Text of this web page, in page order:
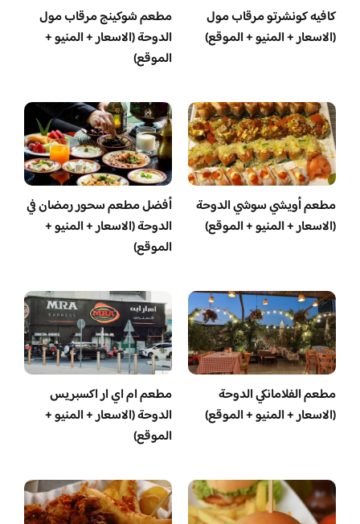
كافيه كونشرتو مرقاب مول
(الاسعار + المنيو + الموقع)
مطعم شوكينج مرقاب مول
الدوحة (الاسعار + المنيو +
الموقع)
مطعم أويشي سوشي الدوحة
(الاسعار + المنيو + الموقع)
أفضل مطعم سحور رمضان في
الدوحة (الاسعار + المنيو +
الموقع)
مطعم الفلامانكي الدوحة
(الاسعار + المنيو + الموقع)
مطعم ام اي ار اكسبريس
الدوحة (الاسعار + المنيو +
الموقع)